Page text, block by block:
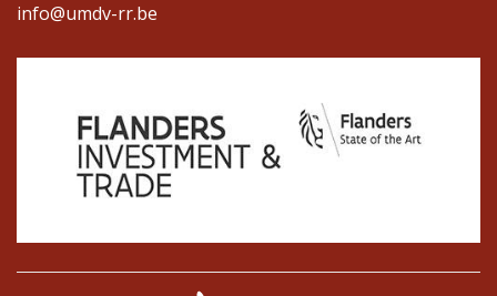
info@umdv-rr.be